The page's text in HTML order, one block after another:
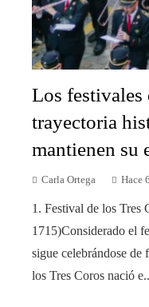
Los festivales
trayectoria
mantienen su
Carla Ortega Hace
1. Festival de los Tres
1715)Considerado el
sigue celebrándose
los Tres Coros nació